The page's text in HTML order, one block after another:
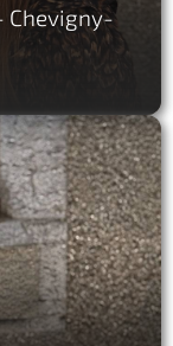
Chevigny-